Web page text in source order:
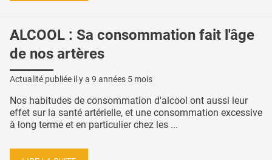
ALCOOL : Sa consommation fait l'âge
de nos artères
Actualité publiée il y a 9 années 5 mois
Nos habitudes de consommation d'alcool ont aussi leur
effet sur la santé artérielle, et une consommation excessive
à long terme et en particulier chez les ...